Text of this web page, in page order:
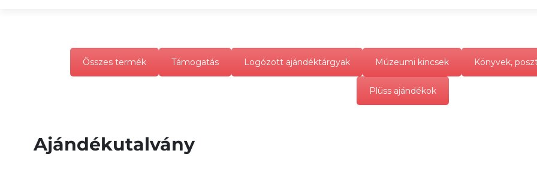
Összes termék Támogatás Logózott ajándéktárgyak Múzeumi kincsek Könyvek,
Plüss ajándékok
Ajándékutalvány